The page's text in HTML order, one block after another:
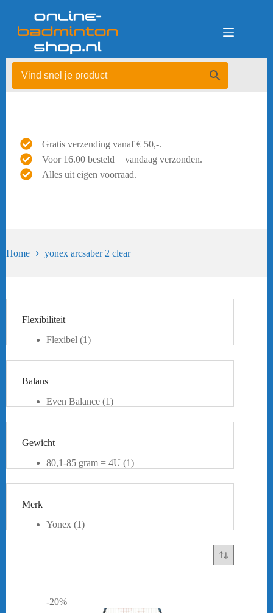
Gratis verzending vanaf € 50,-.
Voor 16.00 besteld = vandaag verzonden.
Alles uit eigen voorraad.
Home yonex arcsaber 2 clear
-20%
Flexibiliteit
Flexibel (1)
Balans
Even Balance (1)
Gewicht
80,1-85 gram = 4U (1)
Merk
Yonex (1)